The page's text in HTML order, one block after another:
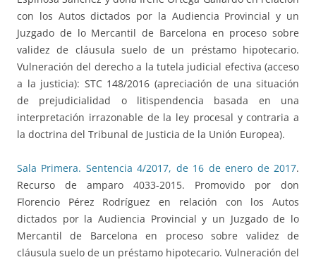
con los Autos dictados por la Audiencia Provincial y un
Juzgado de lo Mercantil de Barcelona en proceso sobre
validez de cláusula suelo de un préstamo hipotecario.
Vulneración del derecho a la tutela judicial efectiva (acceso
a la justicia): STC 148/2016 (apreciación de una situación
de prejudicialidad o litispendencia basada en una
interpretación irrazonable de la ley procesal y contraria a
la doctrina del Tribunal de Justicia de la Unión Europea).
Sala Primera. Sentencia 4/2017, de 16 de enero de 2017.
Recurso de amparo 4033-2015. Promovido por don
Florencio Pérez Rodríguez en relación con los Autos
dictados por la Audiencia Provincial y un Juzgado de lo
Mercantil de Barcelona en proceso sobre validez de
cláusula suelo de un préstamo hipotecario. Vulneración del